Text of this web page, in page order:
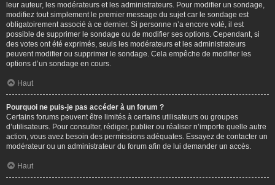
leur auteur, les modérateurs et les administrateurs. Pour modifier un sondage,
modifiez tout simplement le premier message du sujet car le sondage est
obligatoirement associé à ce dernier. Si personne n’a encore voté, il est
possible de supprimer le sondage ou de modifier ses options. Cependant, si
des votes ont été exprimés, seuls les modérateurs et les administrateurs
peuvent modifier ou supprimer le sondage. Cela empêche de modifier les
options d’un sondage en cours.
Haut
Pourquoi ne puis-je pas accéder à un forum ?
Certains forums peuvent être limités à certains utilisateurs ou groupes
d’utilisateurs. Pour consulter, rédiger, publier ou réaliser n’importe quelle autre
action, vous avez besoin des permissions adéquates. Essayez de contacter un
modérateur ou un administrateur du forum afin de lui demander un accès.
Haut